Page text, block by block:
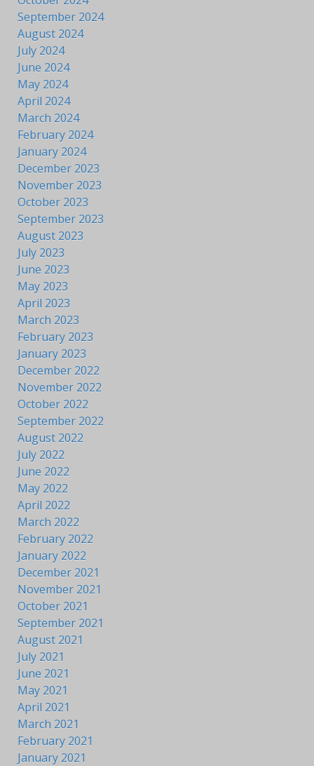
September 2024
August 2024
July 2024
June 2024
May 2024
April 2024
March 2024
February 2024
January 2024
December 2023
November 2023
October 2023
September 2023
August 2023
July 2023
June 2023
May 2023
April 2023
March 2023
February 2023
January 2023
December 2022
November 2022
October 2022
September 2022
August 2022
July 2022
June 2022
May 2022
April 2022
March 2022
February 2022
January 2022
December 2021
November 2021
October 2021
September 2021
August 2021
July 2021
June 2021
May 2021
April 2021
March 2021
February 2021
January 2021